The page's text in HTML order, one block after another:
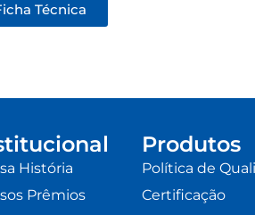
Técnica
História
Prêmios
Produtos
Política de
Certificação